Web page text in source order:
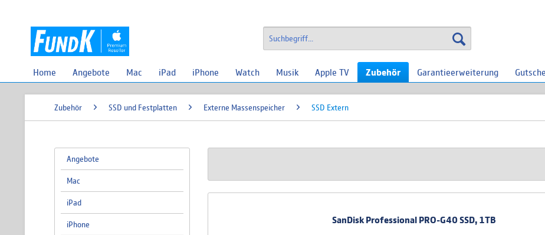
Home Angebote Mac iPad iPhone Watch Musik Apple TV Zubehör Garantieerweiterung
Zubehör SSD und Festplatten Externe Massenspeicher SSD Extern
Angebote
Mac
iPad
iPhone SanDisk Professional PRO-G40 SSD, 1TB